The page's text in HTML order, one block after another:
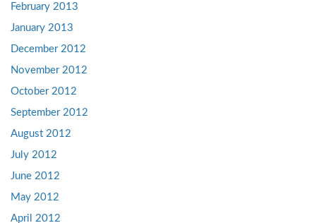
February 2013
January 2013
December 2012
November 2012
October 2012
September 2012
August 2012
July 2012
June 2012
May 2012
April 2012